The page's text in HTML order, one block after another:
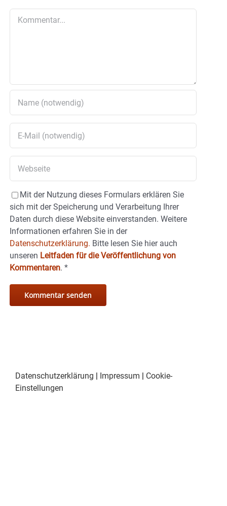
Mit der Nutzung dieses Formulars erklären Sie
sich mit der Speicherung und Verarbeitung Ihrer
Daten durch diese Website einverstanden. Weitere
Informationen erfahren Sie in der
Datenschutzerklärung. Bitte lesen Sie hier auch
unseren Leitfaden für die Veröffentlichung von
Kommentaren. *
Datenschutzerklärung | Impressum | Cookie-
Einstellungen